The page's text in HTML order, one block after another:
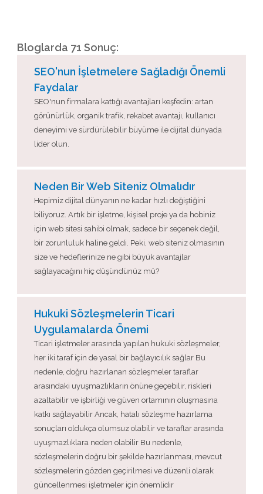
Bloglarda 71 Sonuç:
SEO'nun İşletmelere Sağladığı Önemli
Faydalar
SEO'nun firmalara kattığı avantajları keşfedin: artan
görünürlük, organik trafik, rekabet avantajı, kullanıcı
deneyimi ve sürdürülebilir büyüme ile dijital dünyada
lider olun.
Neden Bir Web Siteniz Olmalıdır
Hepimiz dijital dünyanın ne kadar hızlı değiştiğini
biliyoruz. Artık bir işletme, kişisel proje ya da hobiniz
için web sitesi sahibi olmak, sadece bir seçenek değil,
bir zorunluluk haline geldi. Peki, web siteniz olmasının
size ve hedeflerinize ne gibi büyük avantajlar
sağlayacağını hiç düşündünüz mü?
Hukuki Sözleşmelerin Ticari
Uygulamalarda Önemi
Ticari işletmeler arasında yapılan hukuki sözleşmeler,
her iki taraf için de yasal bir bağlayıcılık sağlar Bu
nedenle, doğru hazırlanan sözleşmeler taraflar
arasındaki uyuşmazlıkların önüne geçebilir, riskleri
azaltabilir ve işbirliği ve güven ortamının oluşmasına
katkı sağlayabilir Ancak, hatalı sözleşme hazırlama
sonuçları oldukça olumsuz olabilir ve taraflar arasında
uyuşmazlıklara neden olabilir Bu nedenle,
sözleşmelerin doğru bir şekilde hazırlanması, mevcut
sözleşmelerin gözden geçirilmesi ve düzenli olarak
güncellenmesi işletmeler için önemlidir